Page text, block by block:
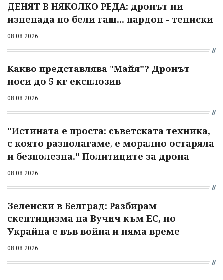
ДЕНЯТ В НЯКОЛКО РЕДА: дронът ни
изненада по бели гащ... пардон - тениски
08.08.2026
Какво представлява "Майя"? Дронът
носи до 5 кг експлозив
08.08.2026
"Истината е проста: съветската техника,
с която разполагаме, е морално остаряла
и безполезна." Политиците за дрона
08.08.2026
Зеленски в Белград: Разбирам
скептицизма на Вучич към ЕС, но
Украйна е във война и няма време
08.08.2026